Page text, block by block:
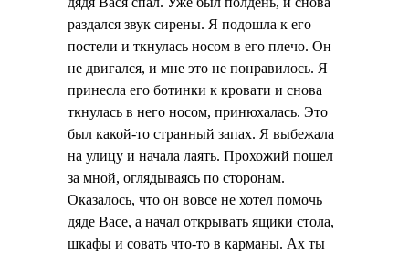
раздался звук сирены. Я подошла к его
постели и ткнулась носом в его плечо. Он
не двигался, и мне это не понравилось. Я
принесла его ботинки к кровати и снова
ткнулась в него носом, принюхалась. Это
был какой-то странный запах. Я выбежала
на улицу и начала лаять. Прохожий пошел
за мной, оглядываясь по сторонам.
Оказалось, что он вовсе не хотел помочь
дяде Васе, а начал открывать ящики стола,
шкафы и совать что-то в карманы. Ах ты